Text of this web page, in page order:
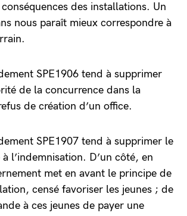
conséquences des installations. Un
nous paraît mieux correspondre à
SPE1906 tend à supprimer
de la concurrence dans la
de création d’un office.
SPE1907 tend à supprimer le
l’indemnisation. D’un côté, en
met en avant le principe de
censé favoriser les jeunes ; de
à ces jeunes de payer une